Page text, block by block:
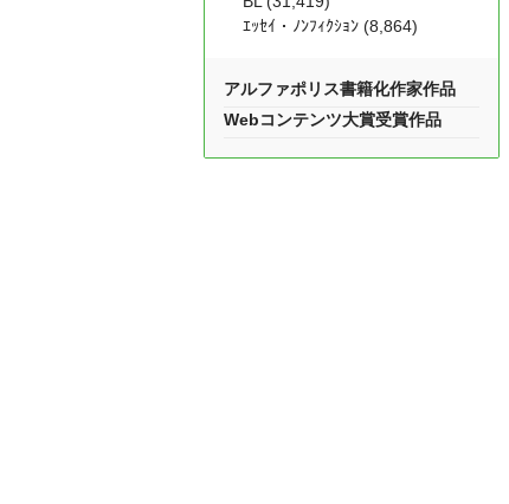
ｴｯｾｲ・ﾉﾝﾌｨｸｼｮﾝ (8,864)
アルファポリス書籍化作家作品
Webコンテンツ大賞受賞作品